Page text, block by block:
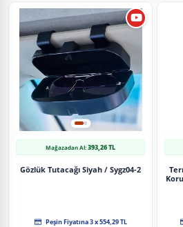
Mağazadan Al:393,26 TL
Gözlük Tutacağı Siyah / Sygz04-2
Peşin Fiyatına 3 x 554,29 TL